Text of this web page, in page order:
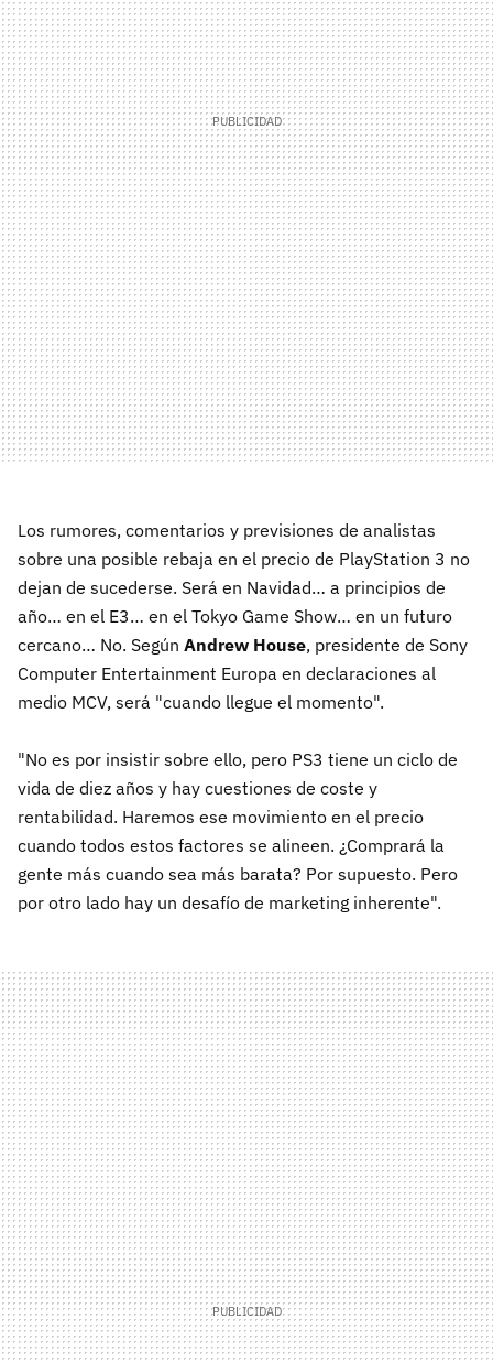
Los rumores, comentarios y previsiones de analistas
sobre una posible rebaja en el precio de PlayStation 3 no
dejan de sucederse. Será en Navidad… a principios de
año… en el E3… en el Tokyo Game Show… en un futuro
cercano… No. Según Andrew House, presidente de Sony
Computer Entertainment Europa en declaraciones al
medio MCV, será "cuando llegue el momento".
"No es por insistir sobre ello, pero PS3 tiene un ciclo de
vida de diez años y hay cuestiones de coste y
rentabilidad. Haremos ese movimiento en el precio
cuando todos estos factores se alineen. ¿Comprará la
gente más cuando sea más barata? Por supuesto. Pero
por otro lado hay un desafío de marketing inherente".